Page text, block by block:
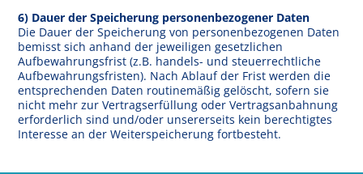
6) Dauer der Speicherung personenbezogener Daten
Die Dauer der Speicherung von personenbezogenen Daten
bemisst sich anhand der jeweiligen gesetzlichen
Aufbewahrungsfrist (z.B. handels- und steuerrechtliche
Aufbewahrungsfristen). Nach Ablauf der Frist werden die
entsprechenden Daten routinemäßig gelöscht, sofern sie
nicht mehr zur Vertragserfüllung oder Vertragsanbahnung
erforderlich sind und/oder unsererseits kein berechtigtes
Interesse an der Weiterspeicherung fortbesteht.